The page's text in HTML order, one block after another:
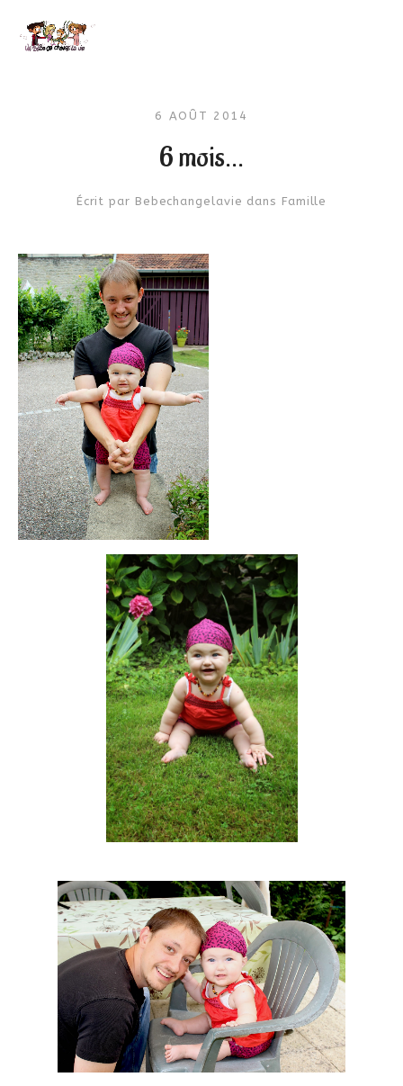
6 AOÛT 2014
6 mois…
Écrit par Bebechangelavie dans Famille